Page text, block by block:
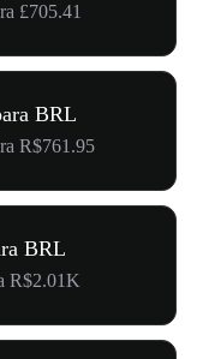
£705.41
BRL
R$761.95
BRL
R$2.01K